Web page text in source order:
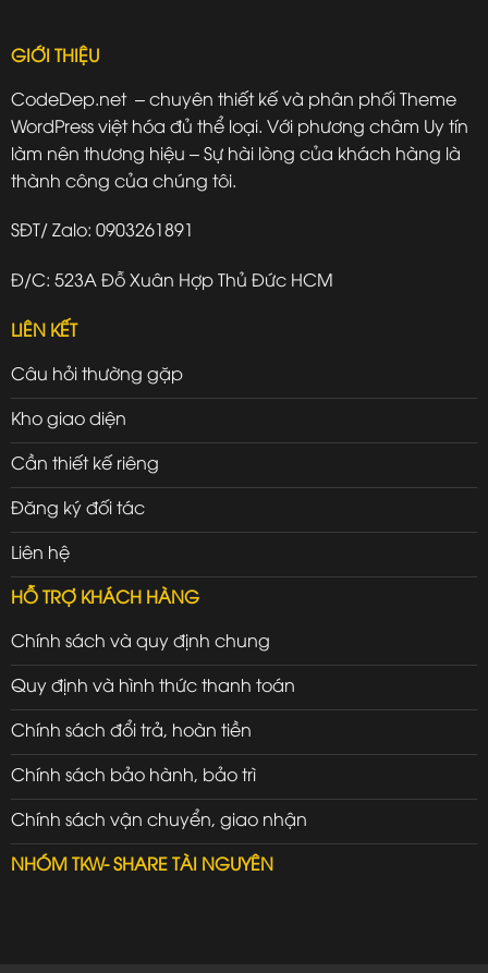
GIỚI THIỆU
CodeDep.net – chuyên thiết kế và phân phối Theme
WordPress việt hóa đủ thể loại. Với phương châm Uy tín
làm nên thương hiệu – Sự hài lòng của khách hàng là
thành công của chúng tôi.
SĐT/ Zalo: 0903261891
Đ/C: 523A Đỗ Xuân Hợp Thủ Đức HCM
LIÊN KẾT
Câu hỏi thường gặp
Kho giao diện
Cần thiết kế riêng
Đăng ký đối tác
Liên hệ
HỖ TRỢ KHÁCH HÀNG
Chính sách và quy định chung
Quy định và hình thức thanh toán
Chính sách đổi trả, hoàn tiền
Chính sách bảo hành, bảo trì
Chính sách vận chuyển, giao nhận
NHÓM TKW- SHARE TÀI NGUYÊN